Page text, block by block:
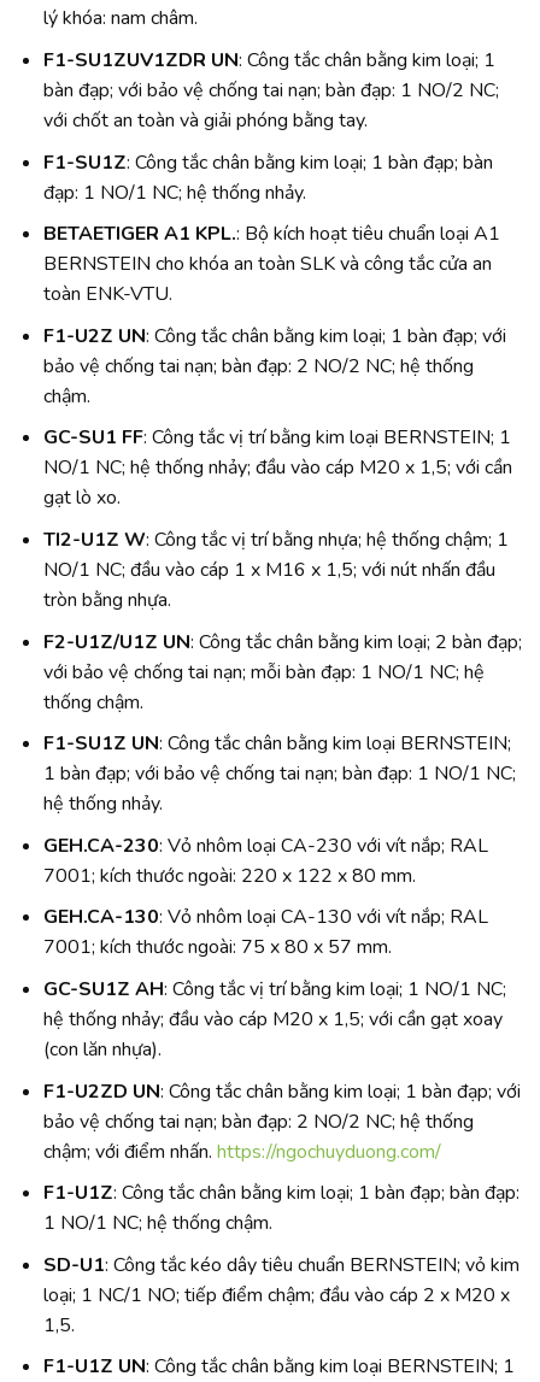
lý khóa: nam châm.
F1-SU1ZUV1ZDR UN: Công tắc chân bằng kim loại; 1
bàn đạp; với bảo vệ chống tai nạn; bàn đạp: 1 NO/2 NC;
với chốt an toàn và giải phóng bằng tay.
F1-SU1Z: Công tắc chân bằng kim loại; 1 bàn đạp; bàn
đạp: 1 NO/1 NC; hệ thống nhảy.
BETAETIGER A1 KPL.: Bộ kích hoạt tiêu chuẩn loại A1
BERNSTEIN cho khóa an toàn SLK và công tắc cửa an
toàn ENK-VTU.
F1-U2Z UN: Công tắc chân bằng kim loại; 1 bàn đạp; với
bảo vệ chống tai nạn; bàn đạp: 2 NO/2 NC; hệ thống
chậm.
GC-SU1 FF: Công tắc vị trí bằng kim loại BERNSTEIN; 1
NO/1 NC; hệ thống nhảy; đầu vào cáp M20 x 1,5; với cần
gạt lò xo.
TI2-U1Z W: Công tắc vị trí bằng nhựa; hệ thống chậm; 1
NO/1 NC; đầu vào cáp 1 x M16 x 1,5; với nút nhấn đầu
tròn bằng nhựa.
F2-U1Z/U1Z UN: Công tắc chân bằng kim loại; 2 bàn đạp;
với bảo vệ chống tai nạn; mỗi bàn đạp: 1 NO/1 NC; hệ
thống chậm.
F1-SU1Z UN: Công tắc chân bằng kim loại BERNSTEIN;
1 bàn đạp; với bảo vệ chống tai nạn; bàn đạp: 1 NO/1 NC;
hệ thống nhảy.
GEH.CA-230: Vỏ nhôm loại CA-230 với vít nắp; RAL
7001; kích thước ngoài: 220 x 122 x 80 mm.
GEH.CA-130: Vỏ nhôm loại CA-130 với vít nắp; RAL
7001; kích thước ngoài: 75 x 80 x 57 mm.
GC-SU1Z AH: Công tắc vị trí bằng kim loại; 1 NO/1 NC;
hệ thống nhảy; đầu vào cáp M20 x 1,5; với cần gạt xoay
(con lăn nhựa).
F1-U2ZD UN: Công tắc chân bằng kim loại; 1 bàn đạp; với
bảo vệ chống tai nạn; bàn đạp: 2 NO/2 NC; hệ thống
chậm; với điểm nhấn. https://ngochuyduong.com/
F1-U1Z: Công tắc chân bằng kim loại; 1 bàn đạp; bàn đạp:
1 NO/1 NC; hệ thống chậm.
SD-U1: Công tắc kéo dây tiêu chuẩn BERNSTEIN; vỏ kim
loại; 1 NC/1 NO; tiếp điểm chậm; đầu vào cáp 2 x M20 x
1,5.
F1-U1Z UN: Công tắc chân bằng kim loại BERNSTEIN; 1